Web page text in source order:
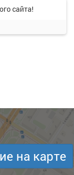
сайта!
на карте